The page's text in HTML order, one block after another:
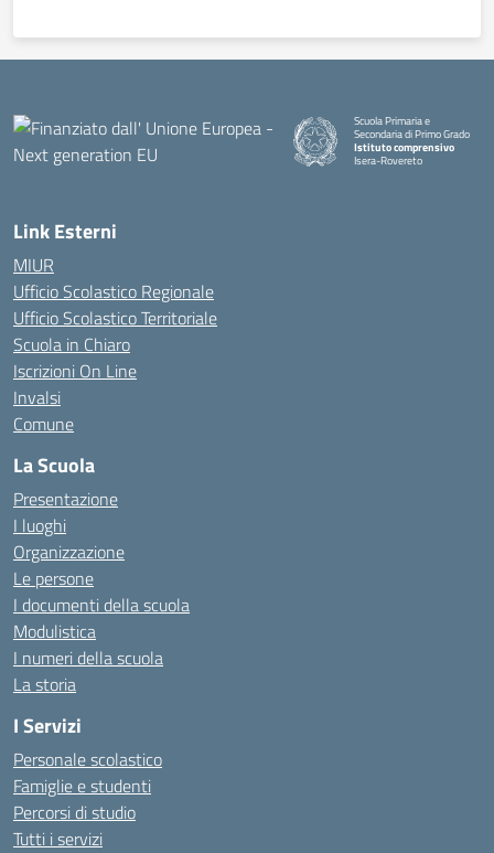
Scuola Primaria e
Secondaria di Primo Grado
Istituto comprensivo
Isera-Rovereto
Link Esterni
MIUR
Ufficio Scolastico Regionale
Ufficio Scolastico Territoriale
Scuola in Chiaro
Iscrizioni On Line
Invalsi
Comune
La Scuola
Presentazione
I luoghi
Organizzazione
Le persone
I documenti della scuola
Modulistica
I numeri della scuola
La storia
I Servizi
Personale scolastico
Famiglie e studenti
Percorsi di studio
Tutti i servizi